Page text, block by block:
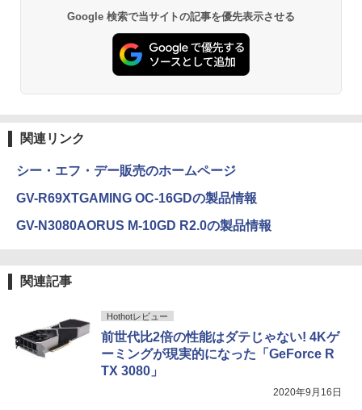
Google 検索で当サイトの記事を優先表示させる
関連リンク
シー・エフ・デー販売のホームページ
GV-R69XTGAMING OC-16GDの製品情報
GV-N3080AORUS M-10GD R2.0の製品情報
関連記事
Hothotレビュー
前世代比2倍の性能はダテじゃない! 4Kゲ
ーミングが現実的になった「GeForce R
TX 3080」
2020年9月16日